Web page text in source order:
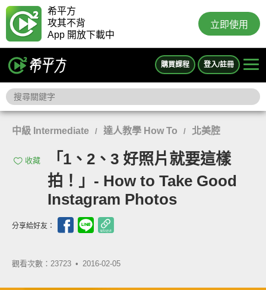
希平方
攻其不背
App 開放下載中
立即使用
購買課程 登入/註冊
中級 Intermediate / 達人教學 How To / 北美腔
收藏
「1、2、3 好照片就要這樣
拍！」- How to Take Good
Instagram Photos
分享給好友：
觀看次數：23723 • 2016-02-05